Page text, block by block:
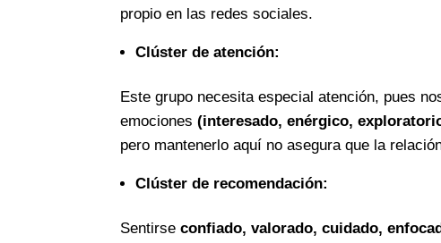
propio en las redes sociales.
Clúster de atención:
Este grupo necesita especial atención, pues
emociones(interesado, enérgico,
pero mantenerlo aquí no asegura que la
Clúster de recomendación:
Sentirseconfiado, valorado, cuidado,